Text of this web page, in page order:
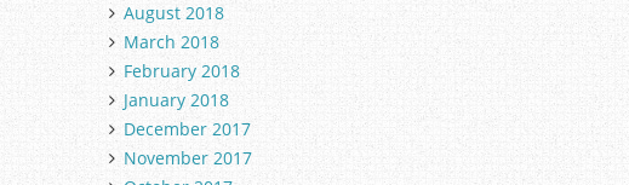
August 2018
March 2018
February 2018
January 2018
December 2017
November 2017